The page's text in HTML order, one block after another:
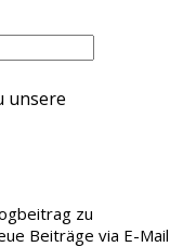
unsere
zu
Beiträge via E-Mail